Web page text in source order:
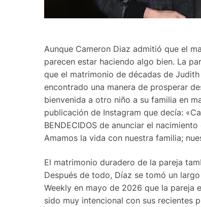
Aunque Cameron Diaz admitió que el
parecen estar haciendo algo bien. La
que el matrimonio de décadas de
encontrado una manera de prosperar
bienvenida a otro niño a su familia en
publicación de Instagram que decía:
BENDECIDOS de anunciar el
Amamos la vida con nuestra familia;
El matrimonio duradero de la pareja
Después de todo, Díaz se tomó un
Weekly en mayo de 2026 que la pareja
sido muy intencional con sus recientes